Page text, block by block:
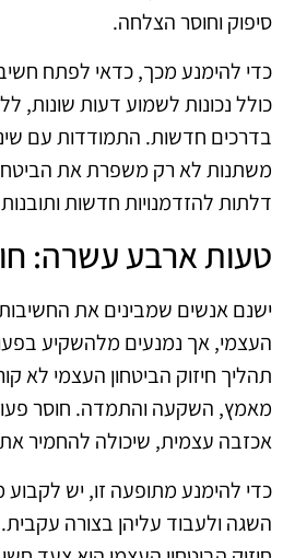
סיפוק וחוסר הצלחה.
כדי להימנע מכך, כדאי לפתח
כולל נכונות לשמוע דעות שונות,
בדרכים חדשות. התמודדות עם
משתנות לא רק משפרת את
דלתות להזדמנויות חדשות
טעות ארבע עשרה:
ישנם אנשים שמבינים את החשיבות
העצמי, אך נמנעים מלהשקיע
תהליך חיזוק הביטחון העצמי לא
מאמץ, השקעה והתמדה. חוסר
אכזבה עצמית, שיכולה להחמיר
כדי להימנע מתופעה זו, יש לקבוע
השגה ולעבוד עליהן בצורה